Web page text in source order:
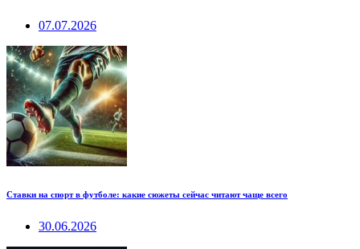
07.07.2026
Ставки на спорт в футболе: какие сюжеты сейчас читают чаще всего
30.06.2026